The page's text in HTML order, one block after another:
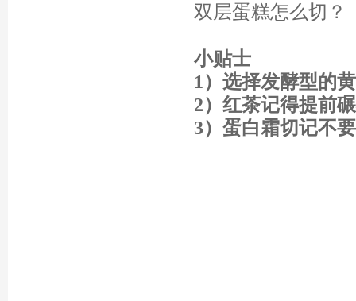
小贴士
1）选择发酵型的
2）红茶记得提前
3）蛋白霜切记不